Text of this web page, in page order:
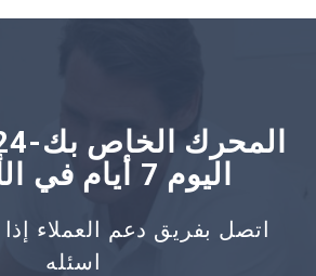
اليوم 7 أيام في الأسبوع!
اتصل بفريق دعم العملاء إذا
اسئله